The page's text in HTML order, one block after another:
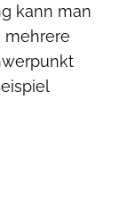
kann man
mehrere